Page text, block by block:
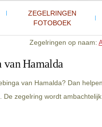
ZEGELRINGEN
FOTOBOEK
Zegelringen op naam: A
van Hamalda
van Hamalda? Dan
De zegelring wordt